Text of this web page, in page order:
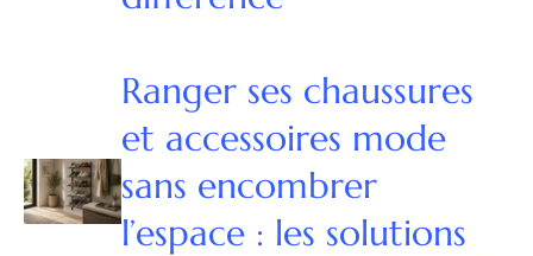
Ranger ses chaussures
et accessoires mode
sans encombrer
l’espace : les solutions